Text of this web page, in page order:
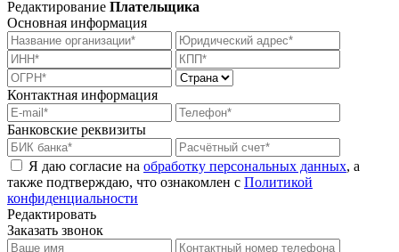
Редактирование Плательщика
Основная информация
Контактная информация
Банковские реквизиты
Я даю согласие на обработку персональных данных, а
также подтверждаю, что ознакомлен с Политикой
конфиденциальности
Редактировать
Заказать звонок